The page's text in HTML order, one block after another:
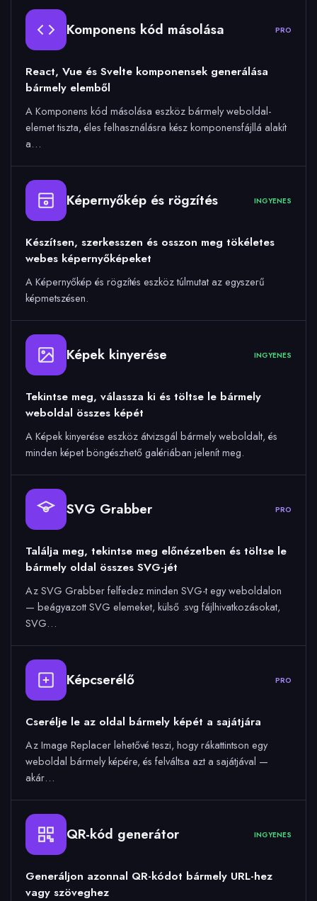
Komponens kód másolása PRO
React, Vue és Svelte komponensek generálása
bármely elemből
A Komponens kód másolása eszköz bármely weboldal-
elemet tiszta, éles felhasználásra kész komponensfájllá alakít
a…
Képernyőkép és rögzítés INGYENES
Készítsen, szerkesszen és osszon meg tökéletes
webes képernyőképeket
A Képernyőkép és rögzítés eszköz túlmutat az egyszerű
képmetszésen.
Képek kinyerése INGYENES
Tekintse meg, válassza ki és töltse le bármely
weboldal összes képét
A Képek kinyerése eszköz átvizsgál bármely weboldalt, és
minden képet böngészhető galériában jelenít meg.
SVG Grabber PRO
Találja meg, tekintse meg előnézetben és töltse le
bármely oldal összes SVG-jét
Az SVG Grabber felfedez minden SVG-t egy weboldalon
— beágyazott SVG elemeket, külső .svg fájlhivatkozásokat,
SVG…
Képcserélő PRO
Cserélje le az oldal bármely képét a sajátjára
Az Image Replacer lehetővé teszi, hogy rákattintson egy
weboldal bármely képére, és felváltsa azt a sajátjával —
akár…
QR-kód generátor INGYENES
Generáljon azonnal QR-kódot bármely URL-hez
vagy szöveghez